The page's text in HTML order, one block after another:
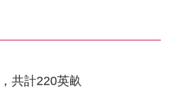
共計220英畝